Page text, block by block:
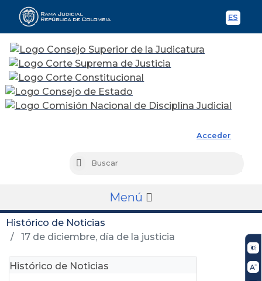
ES
Acceder
Buscar
Menú
Histórico de Noticias
17 de diciembre, día de la justicia
Histórico de Noticias